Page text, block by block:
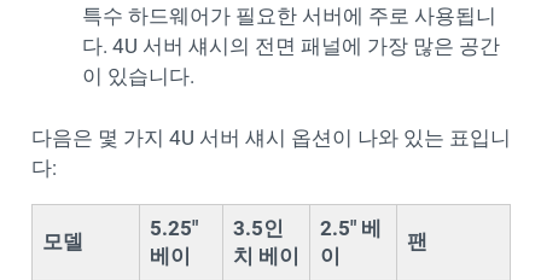
특수 하드웨어가 필요한 서버에 주로 사용됩니
다. 4U 서버 섀시의 전면 패널에 가장 많은 공간
이 있습니다.
다음은 몇 가지 4U 서버 섀시 옵션이 나와 있는 표입니
다:
모델
5.25"
베이
3.5인
치 베이
2.5" 베
이
팬